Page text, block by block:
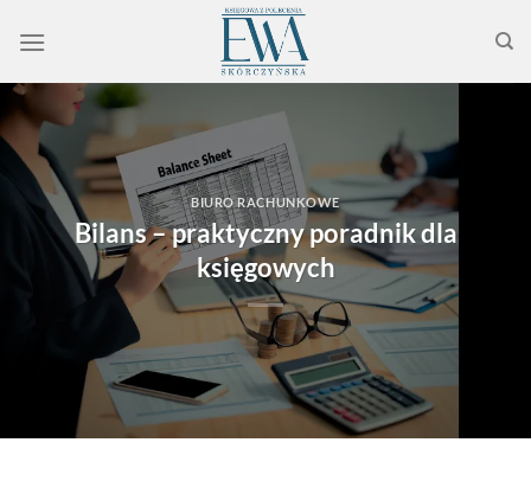
BIURO RACHUNKOWE
Bilans – praktyczny poradnik dla
księgowych